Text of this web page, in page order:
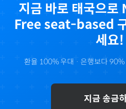
지금 바로 태국으로
Free seat-based
세요!
환율 100% 우대 · 은행보다 90%
지금 송금